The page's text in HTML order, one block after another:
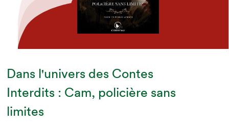
Dans l'univers des Contes
Interdits : Cam, policière sans
limites